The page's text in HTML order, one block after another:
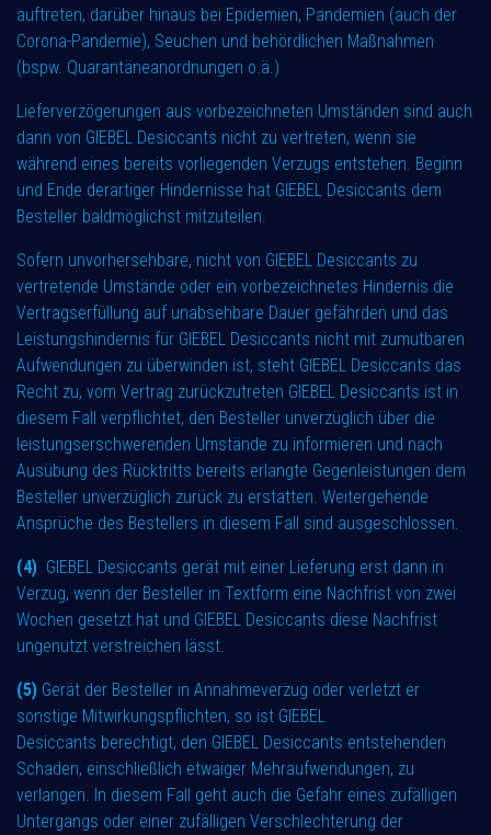
auftreten, darüber hinaus bei Epidemien, Pandemien (auch der
Corona-Pandemie), Seuchen und behördlichen Maßnahmen
(bspw. Quarantäneanordnungen o.ä.)
Lieferverzögerungen aus vorbezeichneten Umständen sind auch
dann von GIEBEL Desiccants nicht zu vertreten, wenn sie
während eines bereits vorliegenden Verzugs entstehen. Beginn
und Ende derartiger Hindernisse hat GIEBEL Desiccants dem
Besteller baldmöglichst mitzuteilen.
Sofern unvorhersehbare, nicht von GIEBEL Desiccants zu
vertretende Umstände oder ein vorbezeichnetes Hindernis die
Vertragserfüllung auf unabsehbare Dauer gefährden und das
Leistungshindernis für GIEBEL Desiccants nicht mit zumutbaren
Aufwendungen zu überwinden ist, steht GIEBEL Desiccants das
Recht zu, vom Vertrag zurückzutreten GIEBEL Desiccants ist in
diesem Fall verpflichtet, den Besteller unverzüglich über die
leistungserschwerenden Umstände zu informieren und nach
Ausübung des Rücktritts bereits erlangte Gegenleistungen dem
Besteller unverzüglich zurück zu erstatten. Weitergehende
Ansprüche des Bestellers in diesem Fall sind ausgeschlossen.
(4) GIEBEL Desiccants gerät mit einer Lieferung erst dann in
Verzug, wenn der Besteller in Textform eine Nachfrist von zwei
Wochen gesetzt hat und GIEBEL Desiccants diese Nachfrist
ungenutzt verstreichen lässt.
(5) Gerät der Besteller in Annahmeverzug oder verletzt er
sonstige Mitwirkungspflichten, so ist GIEBEL
Desiccants berechtigt, den GIEBEL Desiccants entstehenden
Schaden, einschließlich etwaiger Mehraufwendungen, zu
verlangen. In diesem Fall geht auch die Gefahr eines zufälligen
Untergangs oder einer zufälligen Verschlechterung der